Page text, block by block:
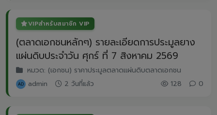
VIPสำหรับสมาชิก VIP
(ตลาดเอกชนหลักๆ) รายละเอียดการประมูลยาง
แผ่นดิบประจำวัน ศุกร์ ที่ 7 สิงหาคม 2569
หมวด: (เอกชน) ราคาประมูลตลาดแผ่นดิบตลาดเอกชน
admin
2 วันที่แล้ว 128 0